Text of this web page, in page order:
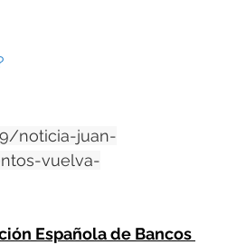
noticia-juan-
vuelva-
Española de Bancos